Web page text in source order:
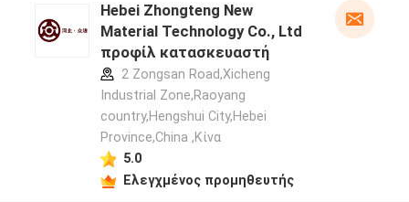
Hebei Zhongteng New
Material Technology Co., Ltd
προφίλ κατασκευαστή
2 Zongsan Road,Xicheng
Industrial Zone,Raoyang
country,Hengshui City,Hebei
Province,China ,Κίνα
5.0
Ελεγχμένος προμηθευτής